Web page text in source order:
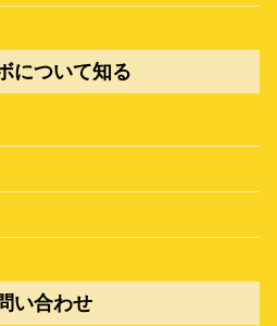
について知る
い合わせ